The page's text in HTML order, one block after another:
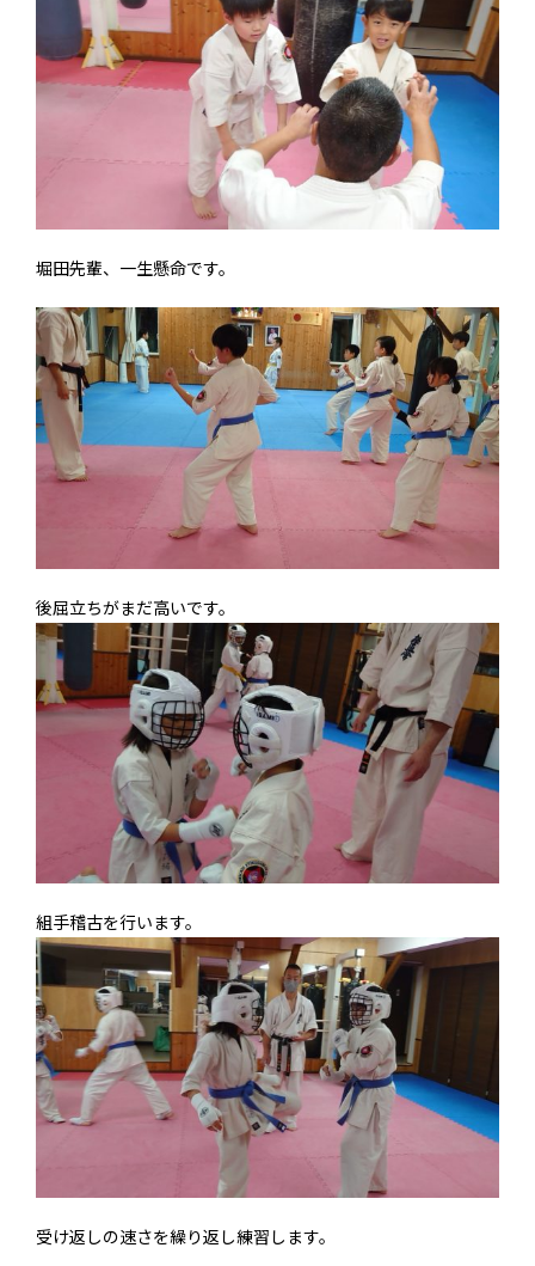
堀田先輩、一生懸命です。
後屈立ちがまだ高いです。
組手稽古を行います。
受け返しの速さを繰り返し練習します。